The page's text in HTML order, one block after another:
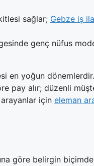
sağlar; Gebze iş
genç nüfus
en yoğun
pay alır; düzenli
için eleman
göre belirgin biçimde